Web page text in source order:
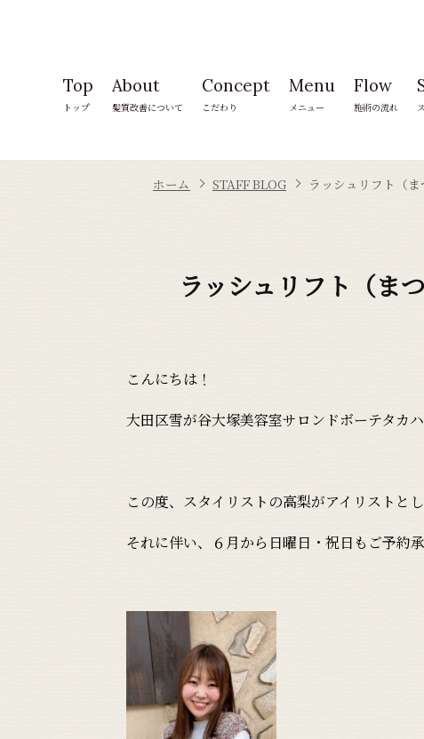
Top
トップ
About
髪質改善について
Concept
こだわり
Menu
メニュー
Flow
施術の流れ
ホーム STAFF BLOG ラッシュリフト（
ラッシュリフト（ま
こんにちは！
大田区雪が谷大塚美容室サロンドボーテタ
この度、スタイリストの高梨がアイリストと
それに伴い、６月から日曜日・祝日もご予約